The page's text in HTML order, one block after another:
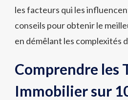
les facteurs qui les
conseils pour obtenir le
en démêlant les complexités
Comprendre les
Immobilier sur